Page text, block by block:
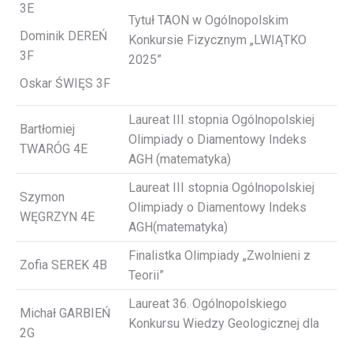
3E
Dominik DEREŃ
3F
Oskar ŚWIĘS 3F
Tytuł TAON w Ogólnopolskim
Konkursie Fizycznym „LWIĄTKO
2025”
Bartłomiej
TWARÓG 4E
Laureat III stopnia Ogólnopolskiej
Olimpiady o Diamentowy Indeks
AGH (matematyka)
Szymon
WĘGRZYN 4E
Laureat III stopnia Ogólnopolskiej
Olimpiady o Diamentowy Indeks
AGH(matematyka)
Zofia SEREK 4B
Finalistka Olimpiady „Zwolnieni z
Teorii”
Michał GARBIEŃ
2G
Laureat 36. Ogólnopolskiego
Konkursu Wiedzy Geologicznej dla